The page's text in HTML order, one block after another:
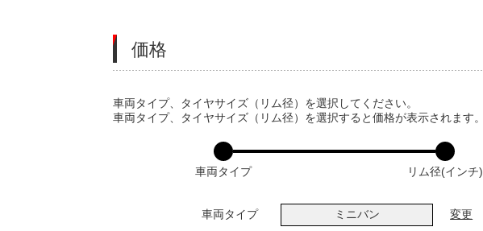
価格
VARIATIONS
車両タイプ、タイヤサイズ（リム径）を選択してください。
車両タイプ、タイヤサイズ（リム径）を選択すると価格が表示されます。
車両タイプ リム径(インチ)
車両タイプ ミニバン 変更